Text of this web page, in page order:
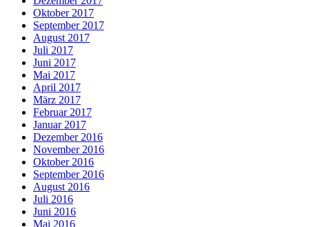
Oktober 2017
September 2017
August 2017
Juli 2017
Juni 2017
Mai 2017
April 2017
März 2017
Februar 2017
Januar 2017
Dezember 2016
November 2016
Oktober 2016
September 2016
August 2016
Juli 2016
Juni 2016
Mai 2016